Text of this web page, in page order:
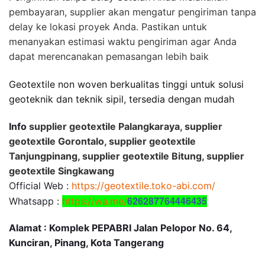
pembayaran, supplier akan mengatur pengiriman tanpa
delay ke lokasi proyek Anda. Pastikan untuk
menanyakan estimasi waktu pengiriman agar Anda
dapat merencanakan pemasangan lebih baik
Geotextile non woven berkualitas tinggi untuk solusi
geoteknik dan teknik sipil, tersedia dengan mudah
Info supplier geotextile Palangkaraya, supplier
geotextile Gorontalo, supplier geotextile
Tanjungpinang, supplier geotextile Bitung, supplier
geotextile Singkawang
Official Web : https://geotextile.toko-abi.com/
Whatsapp : https://wa.me/626287764446435
Alamat : Komplek PEPABRI Jalan Pelopor No. 64,
Kunciran, Pinang, Kota Tangerang